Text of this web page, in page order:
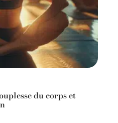
du corps et